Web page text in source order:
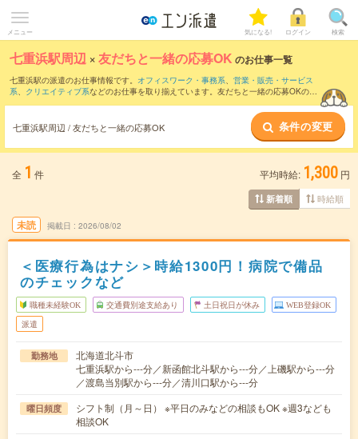
メニュー 気になる! ログイン 検索
七重浜駅周辺 ×友だちと一緒の応募OK のお仕事一覧
七重浜駅の派遣のお仕事情報です。 オフィスワーク・事務系、 営業・販売・サービス
系、 クリエイティブ系などのお仕事を取り揃えています。友だちと一緒の応募OKの条
七重浜駅周辺 / 友だちと一緒の応募OK 条件の変更
全 1 件 平均時給: 1,300 円
新着順 時給順
未読 掲載日 2026/08/02
＜医療行為はナシ＞時給1300円！病院で備品
のチェックなど
職種未経験OK 交通費別途支給あり 土日祝日が休み WEB登録OK
派遣
勤務地
北海道北斗市
七重浜駅から---分／新函館北斗駅から---分／上磯駅から---分
／渡島当別駅から---分／清川口駅から---分
曜日頻度
シフト制（月～日） ※平日のみなどの相談もOK ※週3なども
相談OK